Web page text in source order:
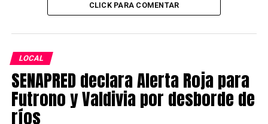
Tragedia en Valdivia: Joven matrimonio y sus hijos
CLICK PARA COMENTAR
LOCAL
SENAPRED declara Alerta Roja para
Futrono y Valdivia por desborde de
ríos